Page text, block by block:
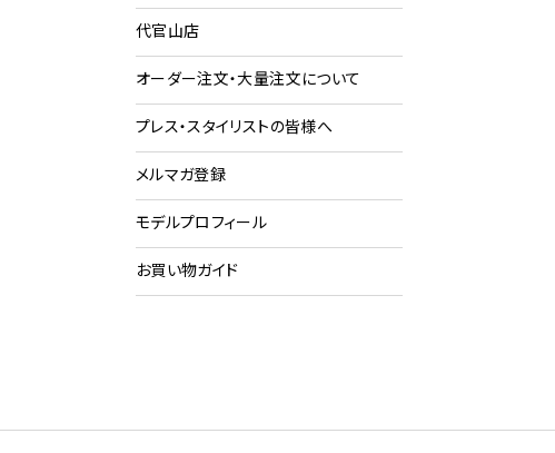
代官山店
オーダー注文・大量注文について
プレス・スタイリストの皆様へ
メルマガ登録
モデルプロフィール
お買い物ガイド